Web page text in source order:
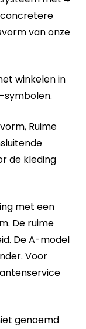
van onze
winkelen in
symbolen.
Ruime
de kleding
met een
De ruime
De A-model
Voor
genoemd